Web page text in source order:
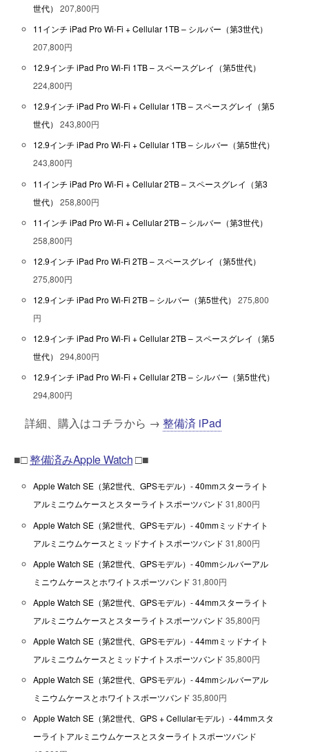
世代） 207,800円
11インチ iPad Pro Wi-Fi + Cellular 1TB – シルバー（第3世代）
207,800円
12.9インチ iPad Pro Wi-Fi 1TB – スペースグレイ（第5世代）
224,800円
12.9インチ iPad Pro Wi-Fi + Cellular 1TB – スペースグレイ（第5
世代） 243,800円
12.9インチ iPad Pro Wi-Fi + Cellular 1TB – シルバー（第5世代）
243,800円
11インチ iPad Pro Wi-Fi + Cellular 2TB – スペースグレイ（第3
世代） 258,800円
11インチ iPad Pro Wi-Fi + Cellular 2TB – シルバー（第3世代）
258,800円
12.9インチ iPad Pro Wi-Fi 2TB – スペースグレイ（第5世代）
275,800円
12.9インチ iPad Pro Wi-Fi 2TB – シルバー（第5世代） 275,800
円
12.9インチ iPad Pro Wi-Fi + Cellular 2TB – スペースグレイ（第5
世代） 294,800円
12.9インチ iPad Pro Wi-Fi + Cellular 2TB – シルバー（第5世代）
294,800円
詳細、購入はコチラから → 整備済 iPad
■□整備済みApple Watch□■
Apple Watch SE（第2世代、GPSモデル）- 40mmスターライト
アルミニウムケースとスターライトスポーツバンド31,800円
Apple Watch SE（第2世代、GPSモデル）- 40mmミッドナイト
アルミニウムケースとミッドナイトスポーツバンド31,800円
Apple Watch SE（第2世代、GPSモデル）- 40mmシルバーアル
ミニウムケースとホワイトスポーツバンド31,800円
Apple Watch SE（第2世代、GPSモデル）- 44mmスターライト
アルミニウムケースとスターライトスポーツバンド35,800円
Apple Watch SE（第2世代、GPSモデル）- 44mmミッドナイト
アルミニウムケースとミッドナイトスポーツバンド35,800円
Apple Watch SE（第2世代、GPSモデル）- 44mmシルバーアル
ミニウムケースとホワイトスポーツバンド35,800円
Apple Watch SE（第2世代、GPS + Cellularモデル）- 44mmスタ
ーライトアルミニウムケースとスターライトスポーツバンド